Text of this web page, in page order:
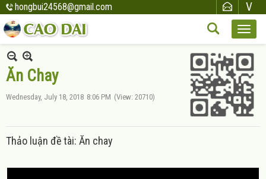
hongbui24568@gmail.com
Ăn Chay
Wednesday, July 18, 2018 8:06 PM (View: 20710)
Thảo luận đề tài: Ăn chay